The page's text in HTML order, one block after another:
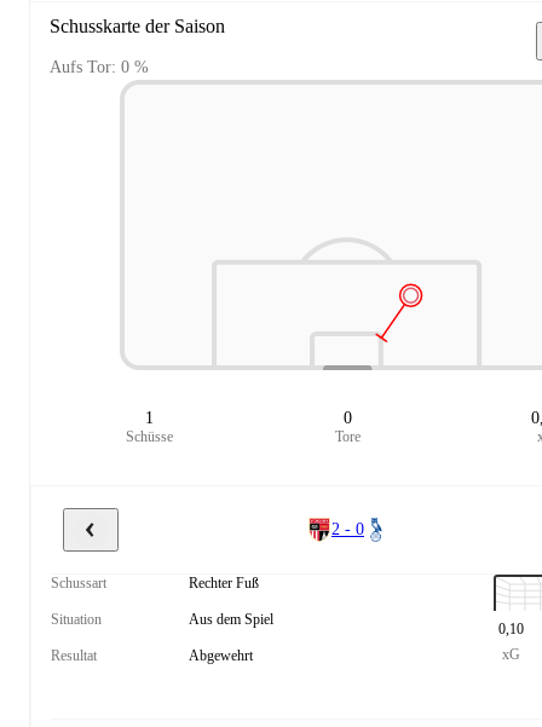
Schusskarte der Saison
Aufs Tor: 0 %
1
Schüsse
0
Tore
2 - 0
Schussart Rechter Fuß
Situation Aus dem Spiel
Resultat Abgewehrt
0,10
xG